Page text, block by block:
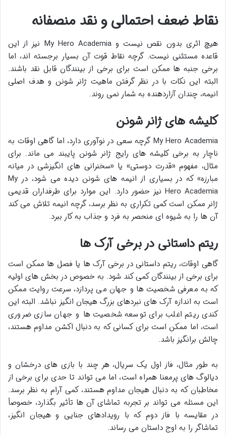
نقاط ضعف احتمالی و نقد منصفانه
هیچ اثری بدون نقص نیست و My Hero Academia نیز از این
قاعده مستثنی نیست. گرچه نقاط قوت آن بسیار برجسته اند، اما
برخی جنبه ها ممکن است برای برخی از بینندگان قابل نقد باشند.
البته این نکات با در نظر گرفتن ماهیت ژانر شونن و هدف اصلی
انیمه، چندان آزاردهنده به شمار نمی روند.
کلیشه های ژانر شونن
My Hero Academia گرچه سعی در نوآوری دارد، اما گاهی اوقات به
ناچار به برخی کلیشه های رایج ژانر شونن پایبند می ماند. برای
مثال، مفهوم «قدرت دوستی» یا «سخنرانی های انگیزشی در میانه
مبارزه» که در بسیاری از انیمه های شونن دیده می شود، در My
Hero Academia نیز حضور دارد. این موارد برای طرفداران قدیمی
ژانر ممکن است کمی تکراری به نظر برسد، گرچه انیمه تلاش می کند
آن ها را به شیوه ای منحصر به فرد و جذاب به کار ببرد.
ریتم داستانی در برخی آرک ها
گاهی اوقات، ریتم داستانی در برخی آرک ها یا فصل ها ممکن است
برای برخی از بینندگان کمی کند شود. به خصوص در بخش های اولیه
که به معرفی شخصیت ها و جهان می پردازد، سرعت روایت ممکن
است به اندازه آرک های نبردهای بزرگ هیجان انگیز نباشد. البته این
کندی ریتم اغلب برای توسعه شخصیت ها و جهان سازی ضروری
است، اما ممکن است برای کسانی که به دنبال اکشن مداوم هستند،
چالش برانگیز باشد.
به طور مثال، فاز اول یک سریال، هر چند با بازی های درخشان و
دیالوگ های پرمعنا همراه است، اما می تواند تا حدی برای برخی از
مخاطبان که به دنبال هیجان مداوم هستند، کمی آرام به نظر برسد.
این مسئله می تواند بر تجربه تماشای آن ها تأثیر بگذارد، خصوصاً
در مقایسه با فاز دوم که با رویدادهای جنایی و هیجان انگیز،
تماشاگر را به اوج داستان می رساند.